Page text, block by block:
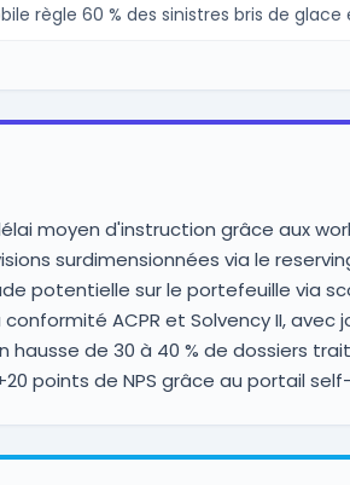
règle 60 % des sinistres bris de
moyen d'instruction grâce aux
surdimensionnées via le
potentielle sur le portefeuille via
ACPR et Solvency II, avec
de 30 à 40 % de dossiers
points de NPS grâce au portail